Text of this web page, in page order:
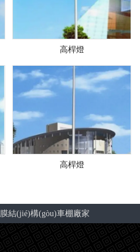
高桿燈
高桿燈
膜結(jié)構(gòu)車棚廠家